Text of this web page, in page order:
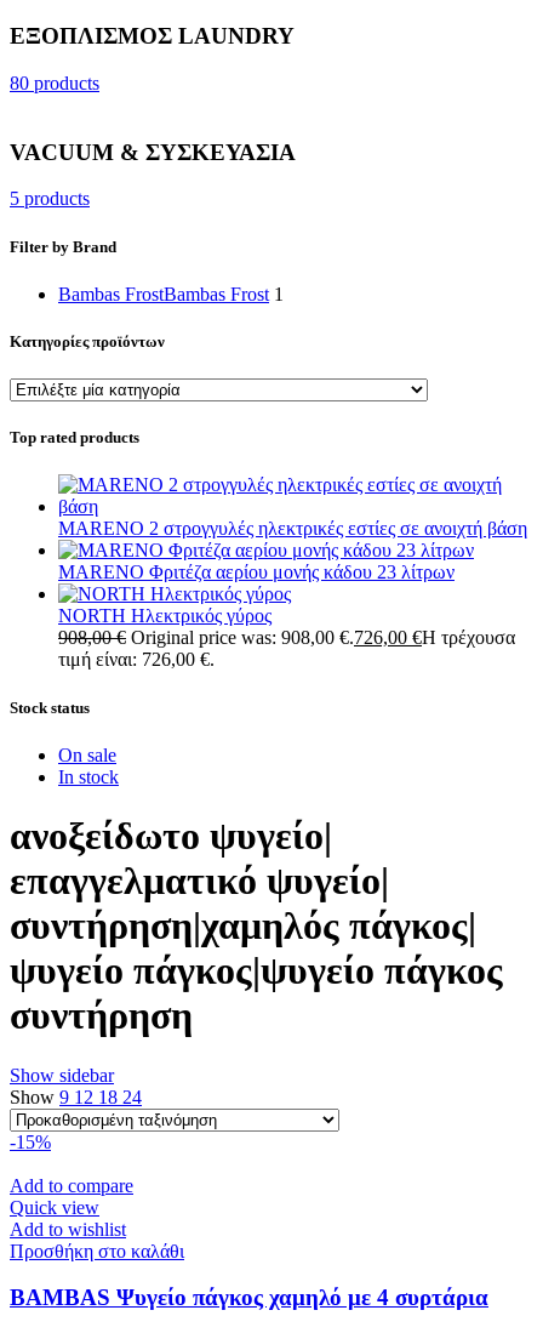
ΕΞΟΠΛΙΣΜΟΣ LAUNDRY
80 products
VACUUM & ΣΥΣΚΕΥΑΣΙΑ
5 products
Filter by Brand
Bambas FrostBambas Frost 1
Κατηγορίες προϊόντων
Top rated products
MARENO 2 στρογγυλές ηλεκτρικές εστίες σε ανοιχτή βάση
MARENO Φριτέζα αερίου μονής κάδου 23 λίτρων
NORTH Ηλεκτρικός γύρος
908,00€ Original price was: 908,00 €.726,00 €Η τρέχουσα
τιμή είναι: 726,00 €.
Stock status
On sale
In stock
ανοξείδωτο ψυγείο|
επαγγελματικό ψυγείο|
συντήρηση|χαμηλός πάγκος|
ψυγείο πάγκος|ψυγείο πάγκος
συντήρηση
Show sidebar
Show 9 12 18 24
-15%
Add to compare
Quick view
Add to wishlist
Προσθήκη στο καλάθι
BAMBAS Ψυγείο πάγκος χαμηλό με 4 συρτάρια